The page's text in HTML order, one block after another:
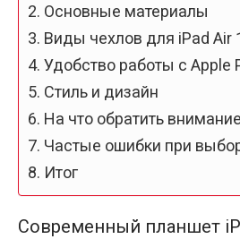
Основные материалы
Виды чехлов для iPad Air
Удобство работы с Apple
Стиль и дизайн
На что обратить
Частые ошибки при
Итог
Современный планшет